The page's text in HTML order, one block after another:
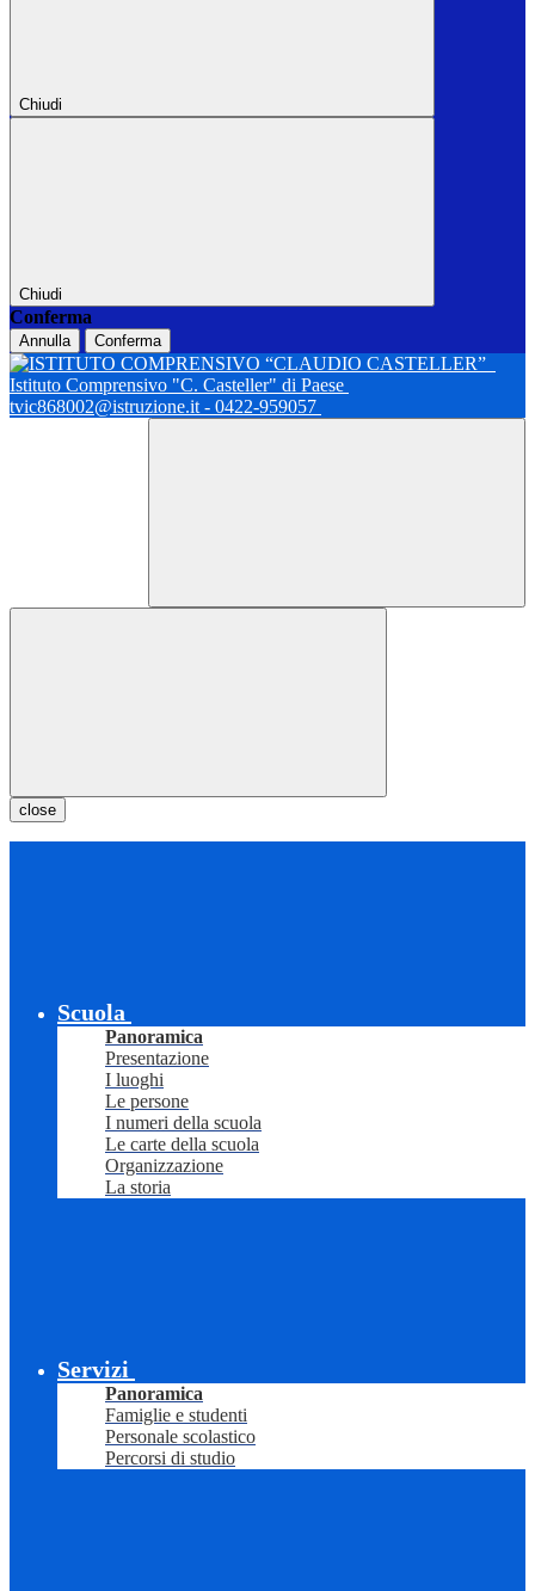
Chiudi
Chiudi
Conferma
Annulla Conferma
Istituto Comprensivo "C. Casteller" di Paese
tvic868002@istruzione.it - 0422-959057
close
Scuola
Panoramica
Presentazione
I luoghi
Le persone
I numeri della scuola
Le carte della scuola
Organizzazione
La storia
Servizi
Panoramica
Famiglie e studenti
Personale scolastico
Percorsi di studio